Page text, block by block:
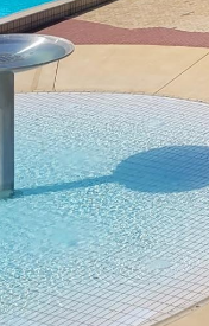
Sichere Kommunikation
Service-Portal BW
Was ist das Service-Portal
virtuelle Poststelle
Was ist die virtuelle Poststelle?